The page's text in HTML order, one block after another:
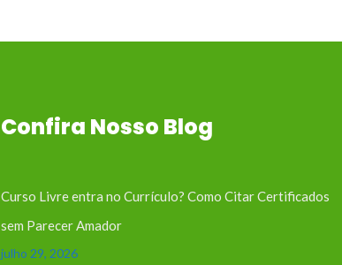
Confira Nosso Blog
Curso Livre entra no Currículo? Como Citar Certificados
sem Parecer Amador
julho 29, 2026